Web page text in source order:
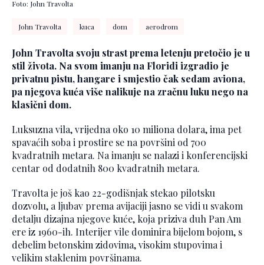
Foto: John Travolta
John Travolta kuca dom aerodrom
John Travolta svoju strast prema letenju pretočio je u
stil života. Na svom imanju na Floridi izgradio je
privatnu pistu, hangare i smjestio čak sedam aviona,
pa njegova kuća više nalikuje na zračnu luku nego na
klasični dom.
Luksuzna vila, vrijedna oko 10 miliona dolara, ima pet
spavaćih soba i prostire se na površini od 700
kvadratnih metara. Na imanju se nalazi i konferencijski
centar od dodatnih 800 kvadratnih metara.
Travolta je još kao 22-godišnjak stekao pilotsku
dozvolu, a ljubav prema avijaciji jasno se vidi u svakom
detalju dizajna njegove kuće, koja priziva duh Pan Am
ere iz 1960-ih. Interijer vile dominira bijelom bojom, s
debelim betonskim zidovima, visokim stupovima i
velikim staklenim površinama.